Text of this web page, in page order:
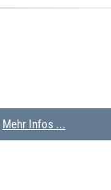
Mehr Infos ...